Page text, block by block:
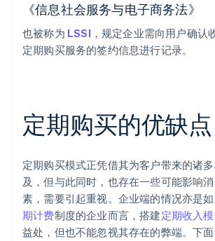
《信息社会服务与电子商务法》
也被称为 LSSI ，规定企业需向用户确认
定期购买服务的签约信息进行记录。
定期购买的优缺点
定期购买模式正凭借其为客户带来的诸
及，但与此同时，也存在一些可能影响
素，需要引起重视。企业端的情况亦是
期计费制度的企业而言，搭建定期收入
益处，但也不能忽视其存在的弊端。下